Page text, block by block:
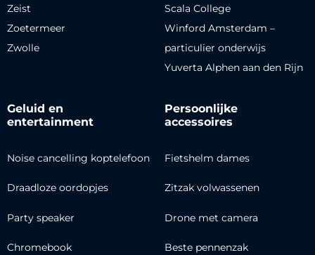
Zeist
Zoetermeer
Zwolle
Scala College
Winford Amsterdam –
particulier onderwijs
Yuverta Alphen aan den Rijn
Geluid en
entertainment
Noise cancelling koptelefoon
Draadloze oordopjes
Party speaker
Chromebook
Persoonlijke
accessoires
Fietshelm dames
Zitzak volwassenen
Drone met camera
Beste pennenzak